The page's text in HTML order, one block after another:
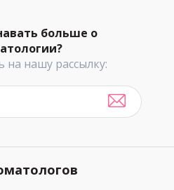
больше о
нашу рассылку: